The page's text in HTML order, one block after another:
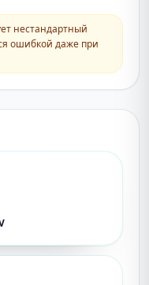
нестандартный
ошибкой даже при